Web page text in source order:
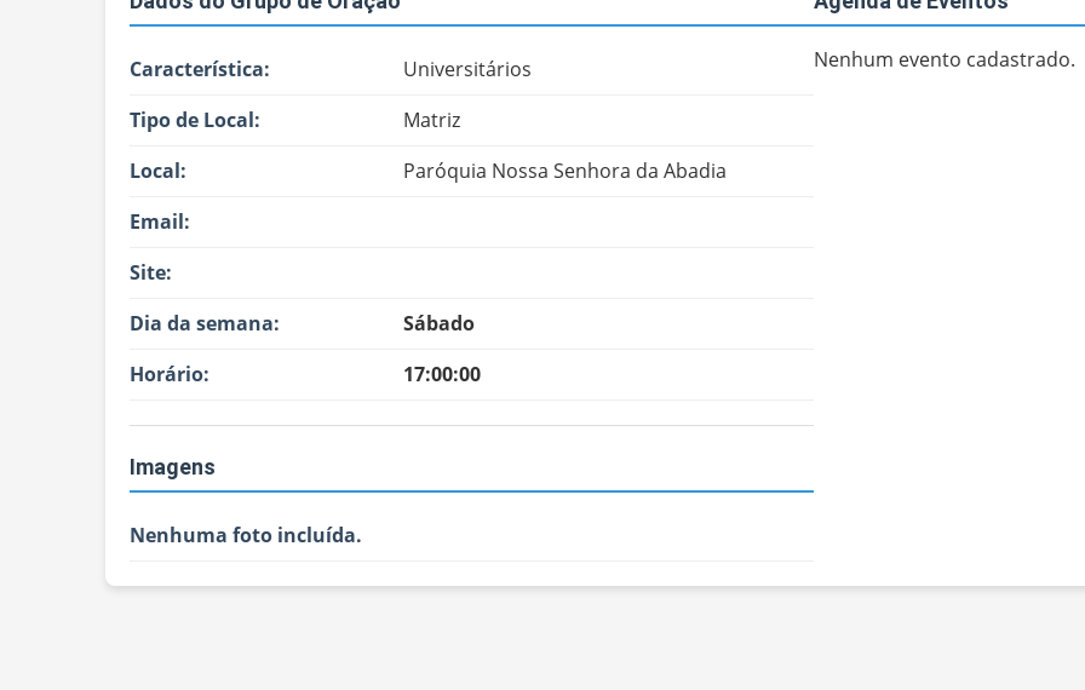
Característica:
Universitários
Tipo de Local:
Matriz
Local:
Paróquia Nossa Senhora da Abadia
Email:
Site:
Dia da semana:
Sábado
Horário:
17:00:00
Imagens
Nenhuma foto incluída.
Nenhum evento cadastrado.